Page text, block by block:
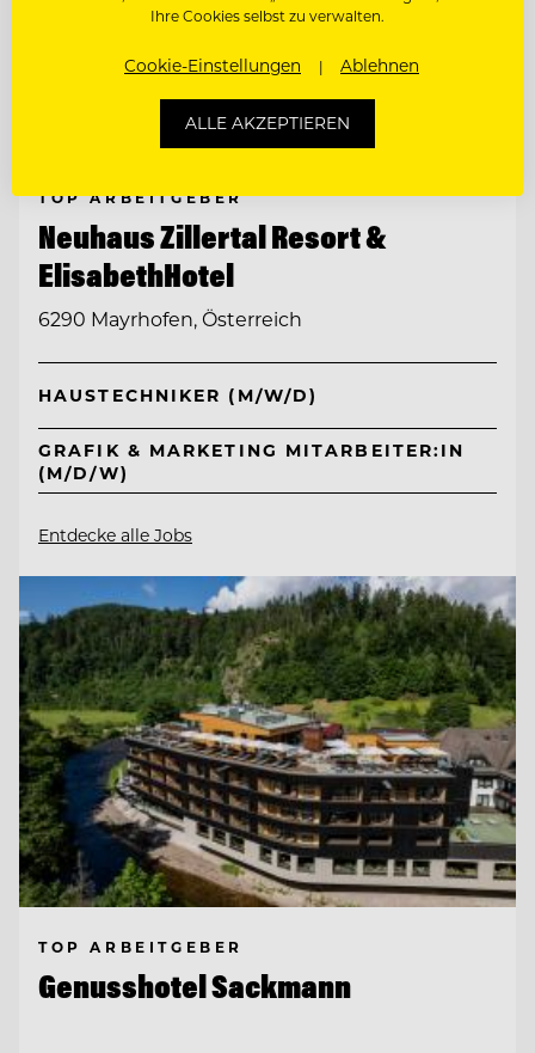
TOP ARBEITGEBER
Neuhaus Zillertal Resort &
ElisabethHotel
6290 Mayrhofen, Österreich
HAUSTECHNIKER (M/W/D)
GRAFIK & MARKETING MITARBEITER:IN
(M/D/W)
Entdecke alle Jobs
TOP ARBEITGEBER
Genusshotel Sackmann
Ihre Cookies selbst zu verwalten.
Cookie-Einstellungen Ablehnen
ALLE AKZEPTIEREN